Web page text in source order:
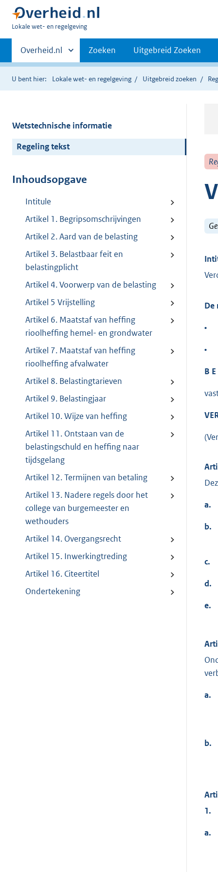
U
hier:
Lokale wet- en regelgeving
Primaire
navigatie
Andere
sites
binnen
Overheid.nl Zoeken Uitgebreid Zoeken
U bent hier: Lokale wet- en regelgeving Uitgebreid zoeken
Wetstechnische informatie
Regeling tekst
Inhoudsopgave
Intitule
Artikel 1. Begripsomschrijvingen
Artikel 2. Aard van de belasting
Artikel 3. Belastbaar feit en
belastingplicht
Artikel 4. Voorwerp van de belasting
Artikel 5 Vrijstelling
Artikel 6. Maatstaf van heffing
rioolheffing hemel- en grondwater
Artikel 7. Maatstaf van heffing
rioolheffing afvalwater
Artikel 8. Belastingtarieven
Artikel 9. Belastingjaar
Artikel 10. Wijze van heffing
Artikel 11. Ontstaan van de
belastingschuld en heffing naar
tijdsgelang
Artikel 12. Termijnen van betaling
Artikel 13. Nadere regels door het
college van burgemeester en
wethouders
Artikel 14. Overgangsrecht
Artikel 15. Inwerkingtreding
Artikel 16. Citeertitel
Ondertekening
De
•
•
B
a.
b.
c.
d.
e.
a.
b.
1.
a.